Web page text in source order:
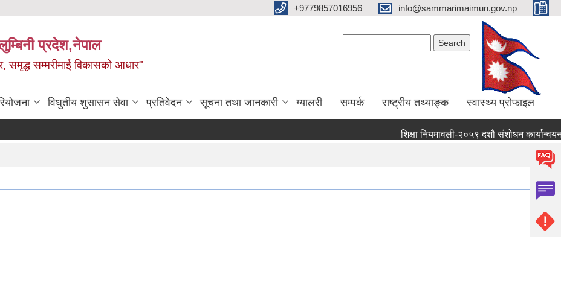
+9779857016956 info@sammarimaimun.gov.np
प्रदेश,नेपाल
समृद्ध सम्मरीमाई विकासको आधार"
विधुतीय शुसासन सेवा प्रतिवेदन सूचना तथा जानकारी ग्यालरी सम्पर्क राष्ट्रीय तथ्याङ्क स्वास्थ्य प्रोफाइल
शिक्षा नियमावली-२०५९ दशौ संशोधन कार्यान्वयन गर्ने